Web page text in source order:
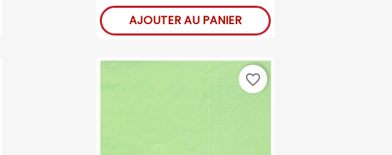
AJOUTER AU PANIER
favorite_border